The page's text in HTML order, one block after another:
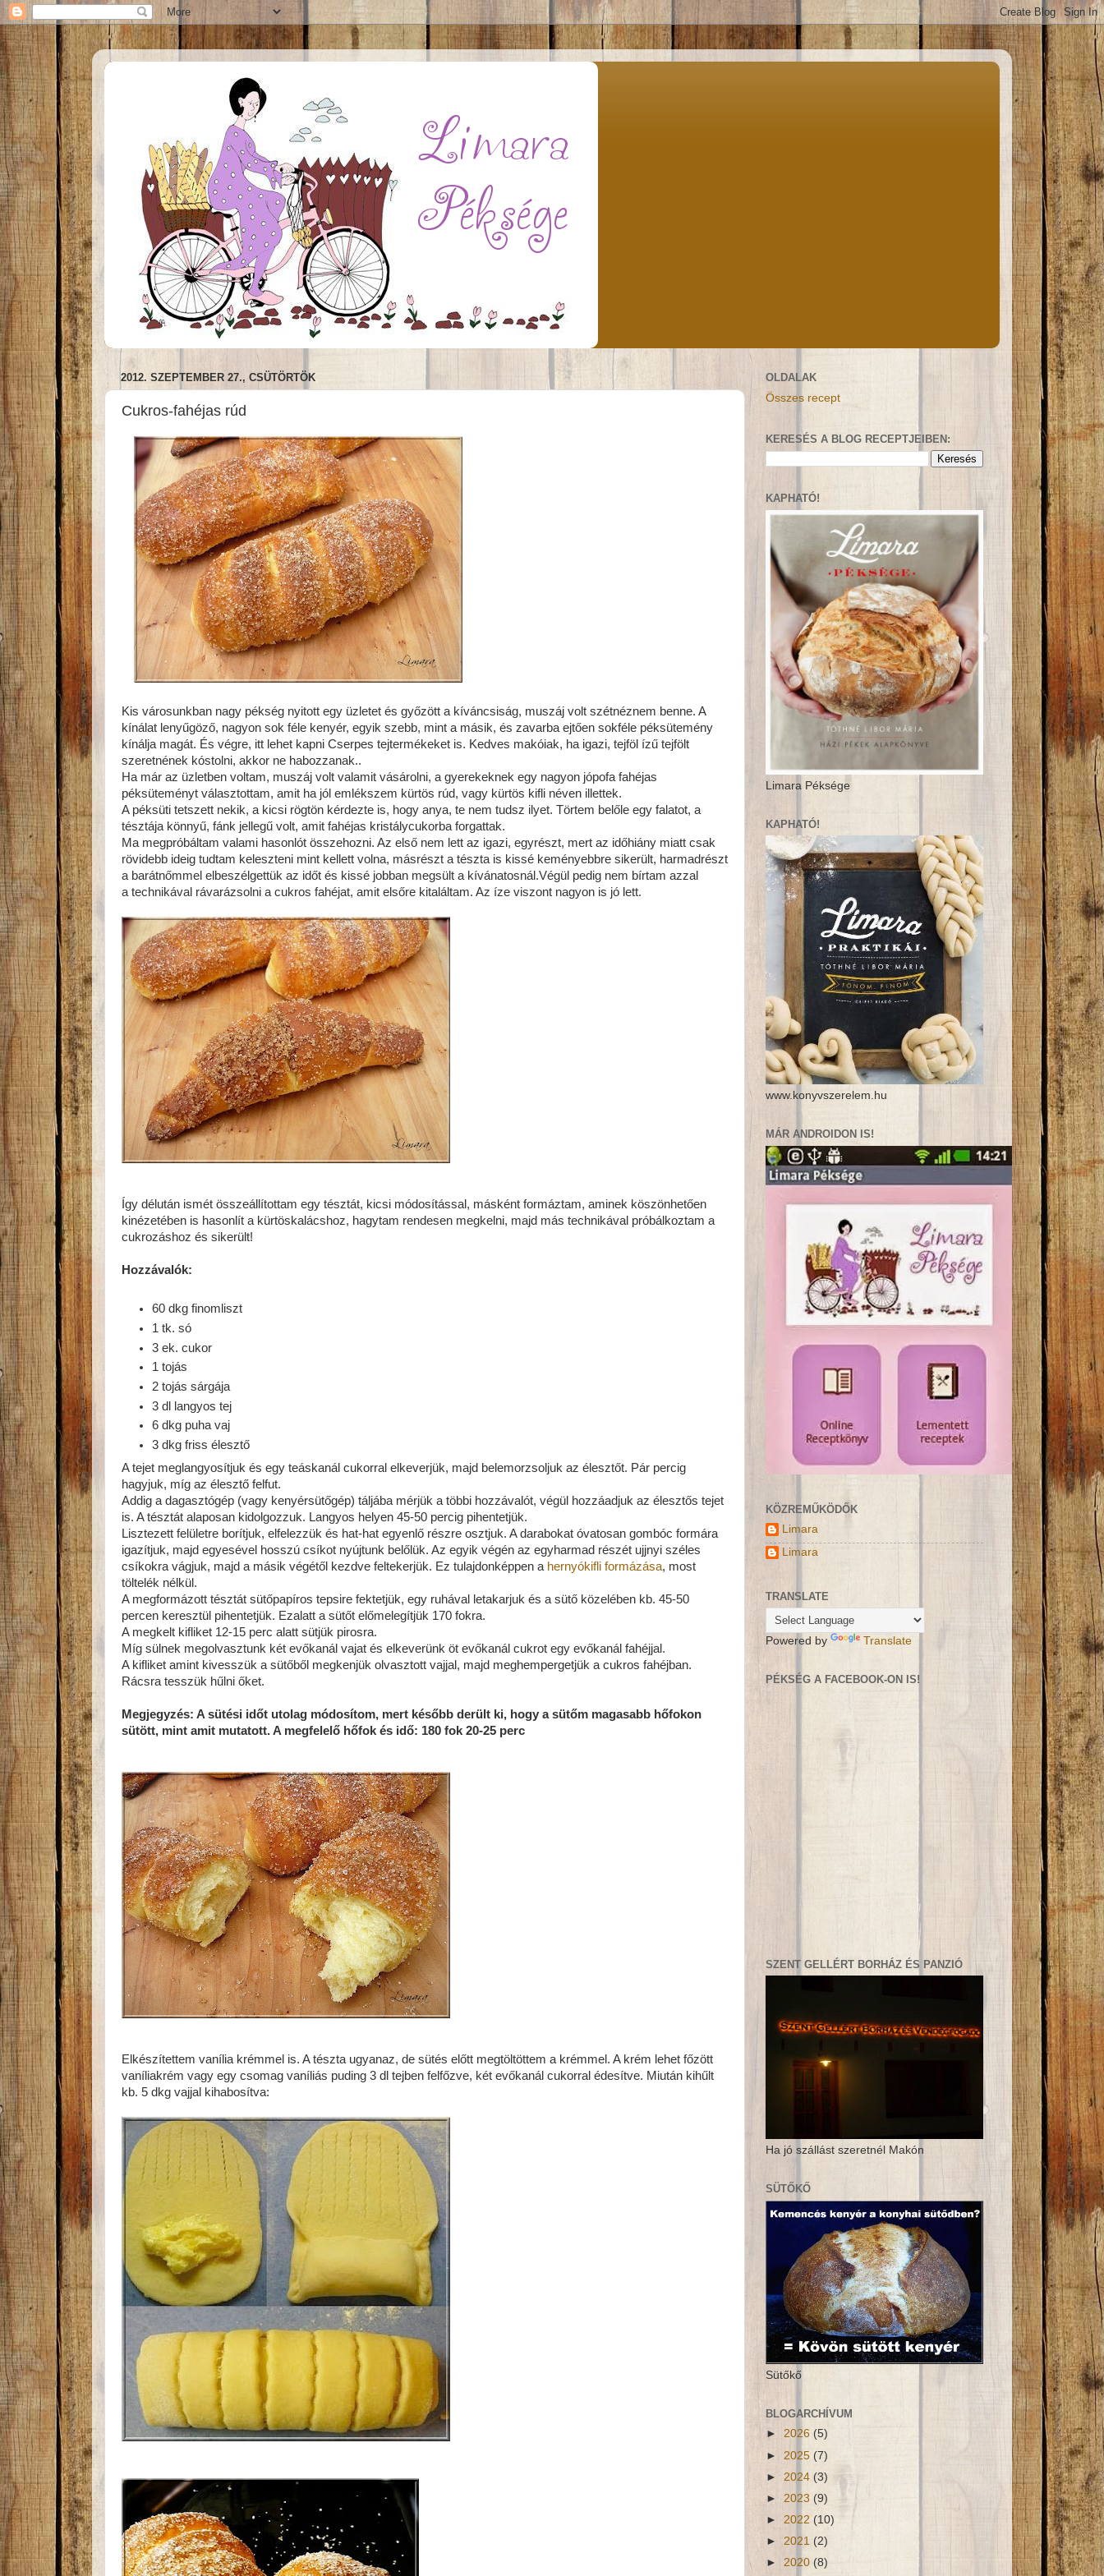
2012. SZEPTEMBER 27., CSÜTÖRTÖK
Cukros-fahéjas rúd
Kis városunkban nagy pékség nyitott egy üzletet és győzött a kíváncsiság, muszáj volt szétnéznem benne. A
kínálat lenyűgöző, nagyon sok féle kenyér, egyik szebb, mint a másik, és zavarba ejtően sokféle péksütemény
kínálja magát. És végre, itt lehet kapni Cserpes tejtermékeket is. Kedves makóiak, ha igazi, tejföl ízű tejfölt
szeretnének kóstolni, akkor ne habozzanak..
Ha már az üzletben voltam, muszáj volt valamit vásárolni, a gyerekeknek egy nagyon jópofa fahéjas
péksüteményt választottam, amit ha jól emlékszem kürtös rúd, vagy kürtös kifli néven illettek.
A péksüti tetszett nekik, a kicsi rögtön kérdezte is, hogy anya, te nem tudsz ilyet. Törtem belőle egy falatot, a
tésztája könnyű, fánk jellegű volt, amit fahéjas kristálycukorba forgattak.
Ma megpróbáltam valami hasonlót összehozni. Az első nem lett az igazi, egyrészt, mert az időhiány miatt csak
rövidebb ideig tudtam keleszteni mint kellett volna, másrészt a tészta is kissé keményebbre sikerült, harmadrészt
a barátnőmmel elbeszélgettük az időt és kissé jobban megsült a kívánatosnál.Végül pedig nem bírtam azzal
a technikával rávarázsolni a cukros fahéjat, amit elsőre kitaláltam. Az íze viszont nagyon is jó lett.
Így délután ismét összeállítottam egy tésztát, kicsi módosítással, másként formáztam, aminek köszönhetően
kinézetében is hasonlít a kürtöskalácshoz, hagytam rendesen megkelni, majd más technikával próbálkoztam a
cukrozáshoz és sikerült!
Hozzávalók:
60 dkg finomliszt
1 tk. só
3 ek. cukor
1 tojás
2 tojás sárgája
3 dl langyos tej
6 dkg puha vaj
3 dkg friss élesztő
A tejet meglangyosítjuk és egy teáskanál cukorral elkeverjük, majd belemorzsoljuk az élesztőt. Pár percig
hagyjuk, míg az élesztő felfut.
Addig a dagasztógép (vagy kenyérsütőgép) táljába mérjük a többi hozzávalót, végül hozzáadjuk az élesztős tejet
is. A tésztát alaposan kidolgozzuk. Langyos helyen 45-50 percig pihentetjük.
Lisztezett felületre borítjuk, elfelezzük és hat-hat egyenlő részre osztjuk. A darabokat óvatosan gombóc formára
igazítjuk, majd egyesével hosszú csíkot nyújtunk belőlük. Az egyik végén az egyharmad részét ujjnyi széles
csíkokra vágjuk, majd a másik végétől kezdve feltekerjük. Ez tulajdonképpen a hernyókifli formázása, most
töltelék nélkül.
A megformázott tésztát sütőpapíros tepsire fektetjük, egy ruhával letakarjuk és a sütő közelében kb. 45-50
percen keresztül pihentetjük. Ezalatt a sütőt előmelegítjük 170 fokra.
A megkelt kifliket 12-15 perc alatt sütjük pirosra.
Míg sülnek megolvasztunk két evőkanál vajat és elkeverünk öt evőkanál cukrot egy evőkanál fahéjjal.
A kifliket amint kivesszük a sütőből megkenjük olvasztott vajjal, majd meghempergetjük a cukros fahéjban.
Rácsra tesszük hűlni őket.
Megjegyzés: A sütési időt utolag módosítom, mert később derült ki, hogy a sütőm magasabb hőfokon
sütött, mint amit mutatott. A megfelelő hőfok és idő: 180 fok 20-25 perc
Elkészítettem vanília krémmel is. A tészta ugyanaz, de sütés előtt megtöltöttem a krémmel. A krém lehet főzött
vaníliakrém vagy egy csomag vaníliás puding 3 dl tejben felfőzve, két evőkanál cukorral édesítve. Miután kihűlt
kb. 5 dkg vajjal kihabosítva:
OLDALAK
Összes recept
KERESÉS A BLOG RECEPTJEIBEN:
KAPHATÓ!
Limara Péksége
KAPHATÓ!
www.konyvszerelem.hu
MÁR ANDROIDON IS!
KÖZREMŰKÖDŐK
Limara
Limara
TRANSLATE
Powered by Translate
PÉKSÉG A FACEBOOK-ON IS!
SZENT GELLÉRT BORHÁZ ÉS PANZIÓ
Ha jó szállást szeretnél Makón
SÜTŐKŐ
Sütőkő
BLOGARCHÍVUM
► 2026 (5)
► 2025 (7)
► 2024 (3)
► 2023 (9)
► 2022 (10)
► 2021 (2)
► 2020 (8)